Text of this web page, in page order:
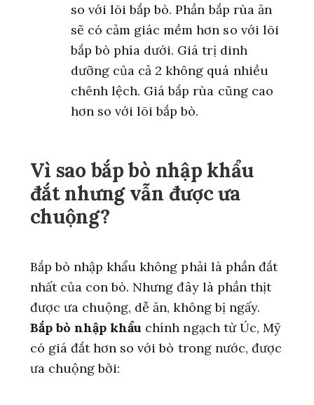
so với lõi bắp bò. Phần bắp rùa ăn
sẽ có cảm giác mềm hơn so với lõi
bắp bò phía dưới. Giá trị dinh
dưỡng của cả 2 không quá nhiều
chênh lệch. Giá bắp rùa cũng cao
hơn so với lõi bắp bò.
Vì sao bắp bò nhập khẩu
đắt nhưng vẫn được ưa
chuộng?
Bắp bò nhập khẩu không phải là phần đắt
nhất của con bò. Nhưng đây là phần thịt
được ưa chuộng, dễ ăn, không bị ngấy.
Bắp bò nhập khẩu chính ngạch từ Úc, Mỹ
có giá đắt hơn so với bò trong nước, được
ưa chuộng bởi: